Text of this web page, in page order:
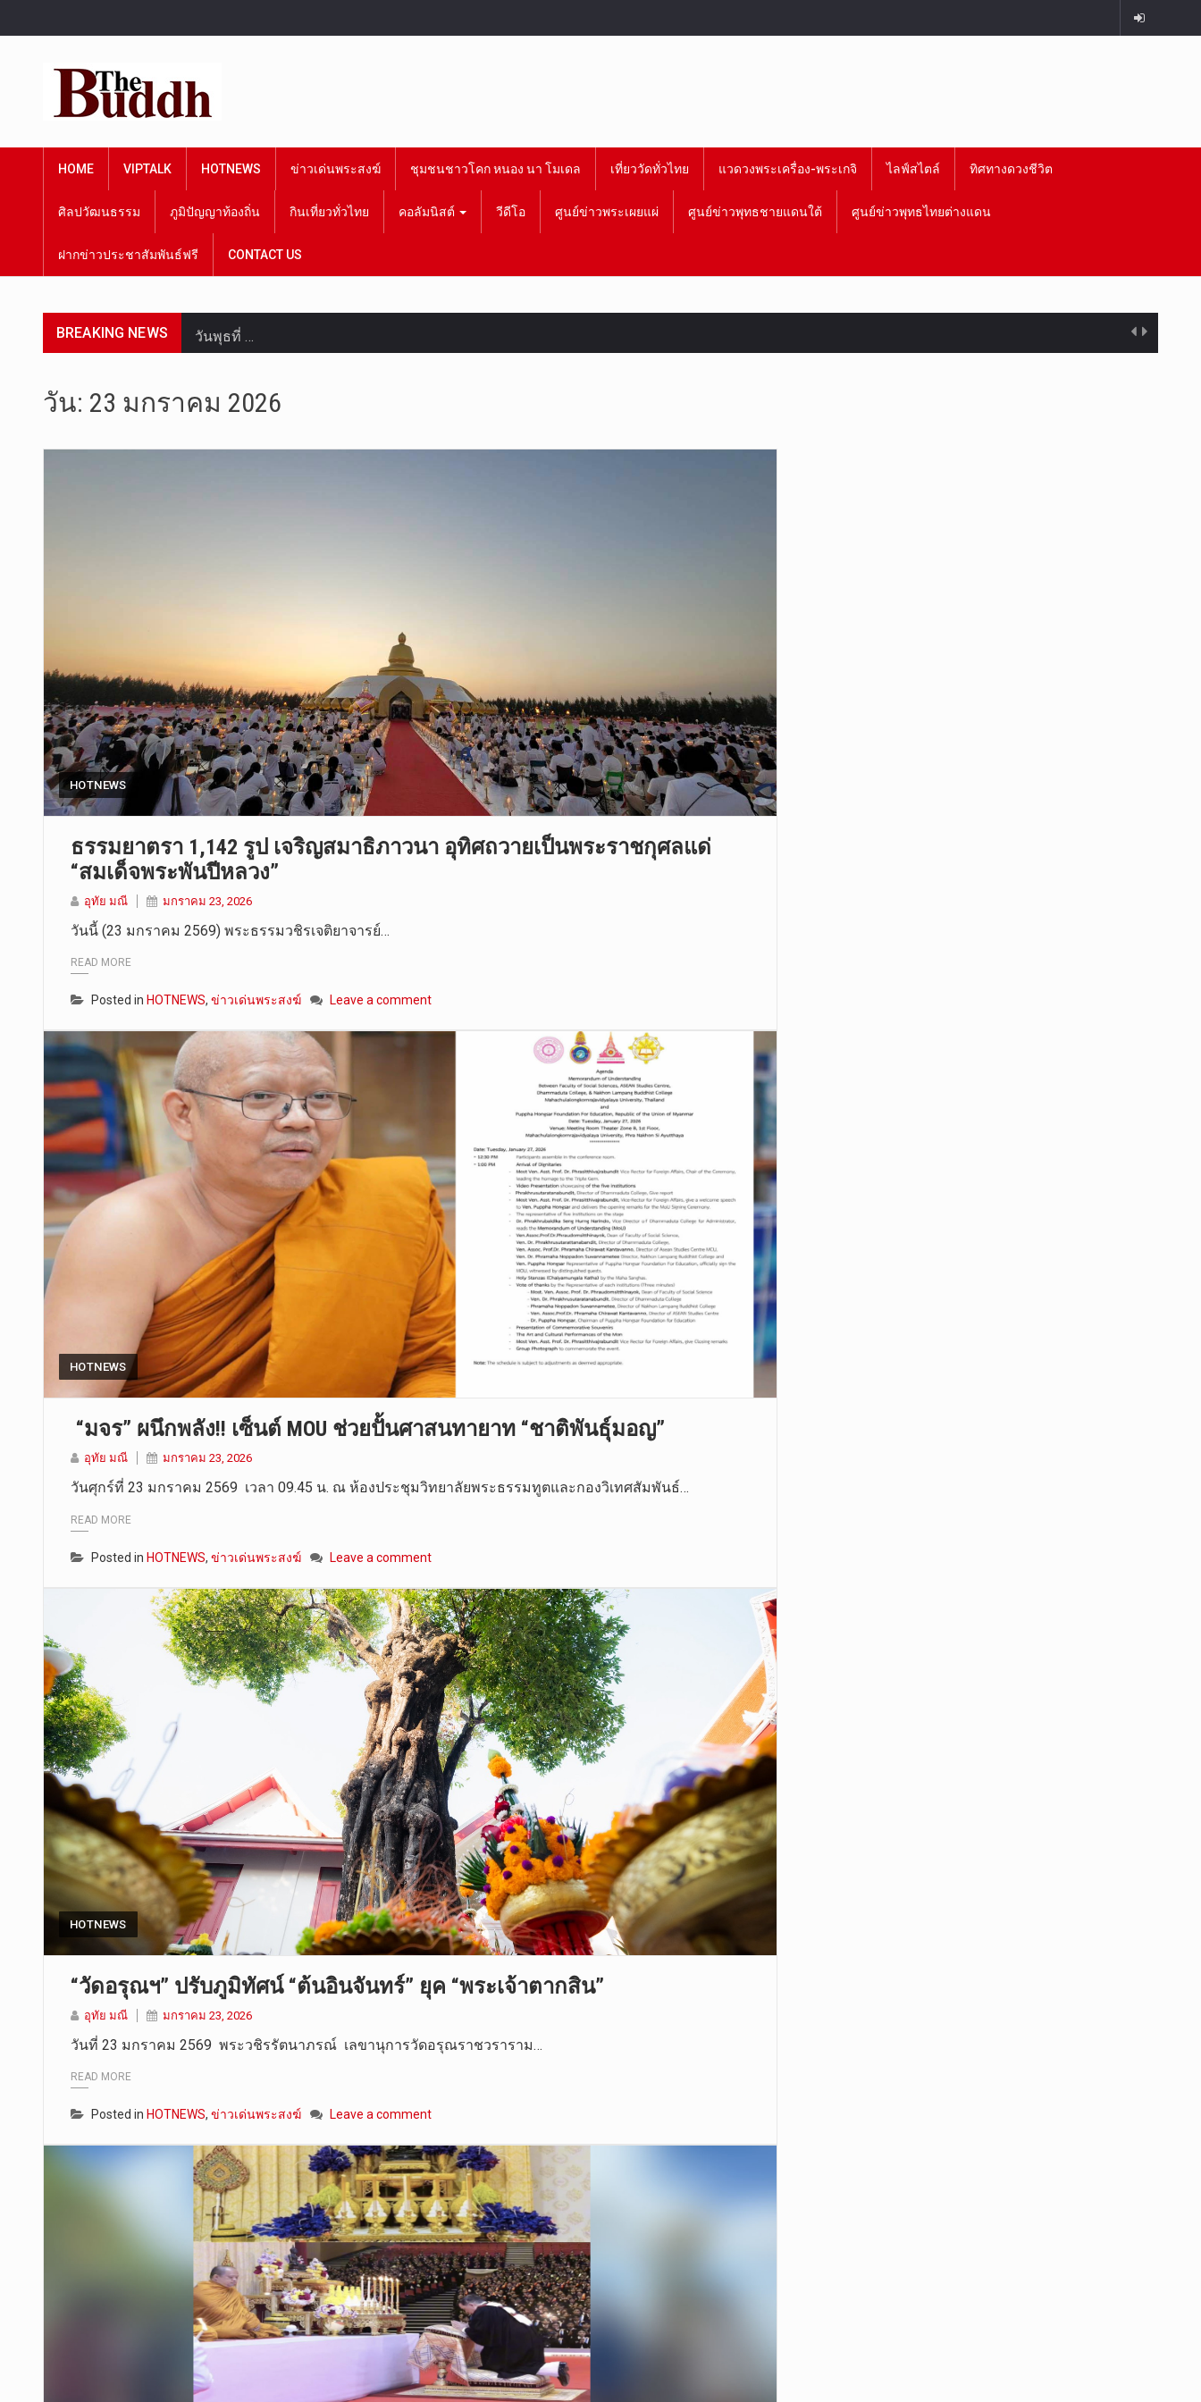
HOME VIPTALK HOTNEWS ข่าวเด่นพระสงฆ์ ชุมชนชาวโคก หนอง นา โมเดล เที่ยววัดทั่วไทย แวดวงพระเครื่อง-พระเกจิ ไลฟ์สไตล์ ทิศทางดวงชีวิต
ศิลปวัฒนธรรม ภูมิปัญญาท้องถิ่น กินเที่ยวทั่วไทย คอลัมนิสต์ วีดีโอ ศูนย์ข่าวพระเผยแผ่ ศูนย์ข่าวพุทธชายแดนใต้ ศูนย์ข่าวพุทธไทยต่างแดน
ฝากข่าวประชาสัมพันธ์ฟรี CONTACT US
BREAKING NEWS วันพุธที่ …
วันจันทร์ท…
วันที่ 5 ส…
วัน: 23 มกราคม 2026
HOTNEWS
ธรรมยาตรา 1,142 รูป เจริญสมาธิภาวนา อุทิศถวายเป็นพระราชกุศลแด่
“สมเด็จพระพันปีหลวง”
อุทัย มณี มกราคม 23, 2026
วันนี้ (23 มกราคม 2569) พระธรรมวชิรเจติยาจารย์…
READ MORE
Posted in HOTNEWS, ข่าวเด่นพระสงฆ์ Leave a comment
HOTNEWS
“มจร” ผนึกพลัง!! เซ็นต์ MOU ช่วยปั้นศาสนทายาท “ชาติพันธุ์มอญ”
อุทัย มณี มกราคม 23, 2026
วันศุกร์ที่ 23 มกราคม 2569 เวลา 09.45 น. ณ ห้องประชุมวิทยาลัยพระธรรมทูตและกองวิเทศสัมพันธ์…
READ MORE
Posted in HOTNEWS, ข่าวเด่นพระสงฆ์ Leave a comment
HOTNEWS
“วัดอรุณฯ” ปรับภูมิทัศน์ “ต้นอินจันทร์” ยุค “พระเจ้าตากสิน”
อุทัย มณี มกราคม 23, 2026
วันที่ 23 มกราคม 2569 พระวชิรรัตนาภรณ์ เลขานุการวัดอรุณราชวราราม…
READ MORE
Posted in HOTNEWS, ข่าวเด่นพระสงฆ์ Leave a comment